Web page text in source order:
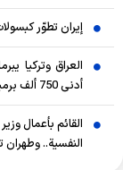
إيران تطوّر
العراق وتركيا
أدنى 750 ألف برميل يومياً
القائم بأعمال
النفسية..